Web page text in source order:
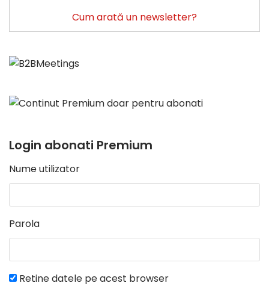
Cum arată un newsletter?
Login abonati Premium
Nume utilizator
Parola
Retine datele pe acest browser